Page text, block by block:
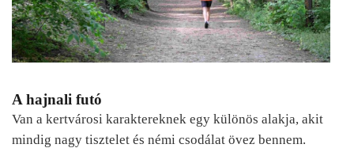
A hajnali futó
Van a kertvárosi karaktereknek egy különös alakja, akit
mindig nagy tisztelet és némi csodálat övez bennem.